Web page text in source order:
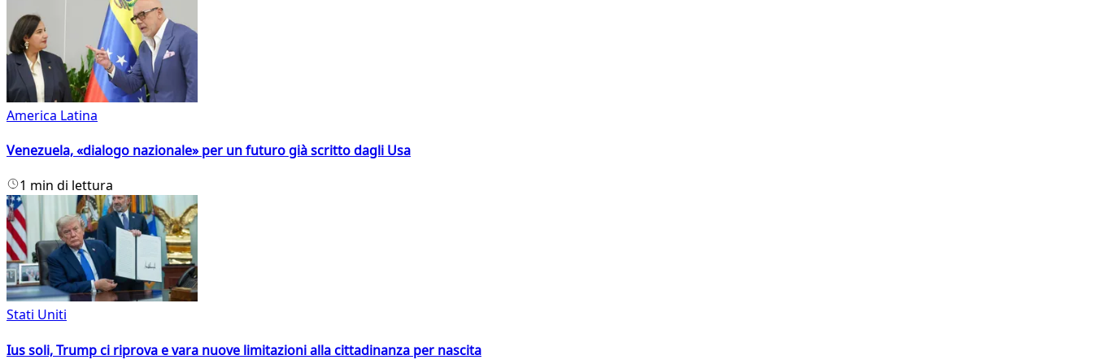
America Latina
Venezuela, «dialogo nazionale» per un futuro già scritto dagli Usa
1 min di lettura
Stati Uniti
Ius soli, Trump ci riprova e vara nuove limitazioni alla cittadinanza per nascita